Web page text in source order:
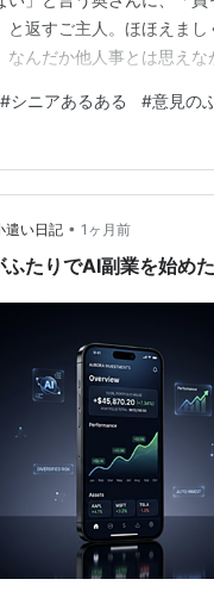
と返すご主人。ほほえまし
なんだか他人事とは思えな
のぶつかり合い」との、私
お話です。 小さなことなの
とつは、本当に小さなこ
したほうがいい・その必
い違いです。でも、日々く
気持ちがすり減っていくん
#シニアあるある #意見の
遣い日記 • 1ヶ月前
ふたりでAI副業を始め